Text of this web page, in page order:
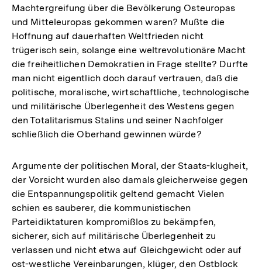
Machtergreifung über die Bevölkerung Osteuropas
und Mitteleuropas gekommen waren? Mußte die
Hoffnung auf dauerhaften Weltfrieden nicht
trügerisch sein, solange eine weltrevolutionäre Macht
die freiheitlichen Demokratien in Frage stellte? Durfte
man nicht eigentlich doch darauf vertrauen, daß die
politische, moralische, wirtschaftliche, technologische
und militärische Überlegenheit des Westens gegen
den Totalitarismus Stalins und seiner Nachfolger
schließlich die Oberhand gewinnen würde?
Argumente der politischen Moral, der Staats-klugheit,
der Vorsicht wurden also damals gleicherweise gegen
die Entspannungspolitik geltend gemacht Vielen
schien es sauberer, die kommunistischen
Parteidiktaturen kompromißlos zu bekämpfen,
sicherer, sich auf militärische Überlegenheit zu
verlassen und nicht etwa auf Gleichgewicht oder auf
ost-westliche Vereinbarungen, klüger, den Ostblock